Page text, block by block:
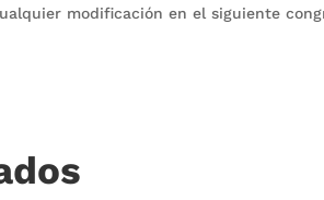
modificación en el siguiente